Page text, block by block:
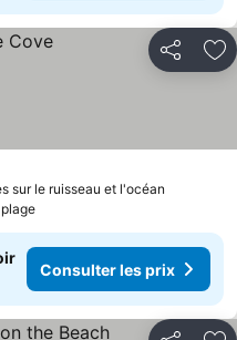
Partager
sur le ruisseau et l'océan
Consulter les prix